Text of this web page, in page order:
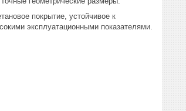
покрытие, устойчивое к
эксплуатационными показателями.